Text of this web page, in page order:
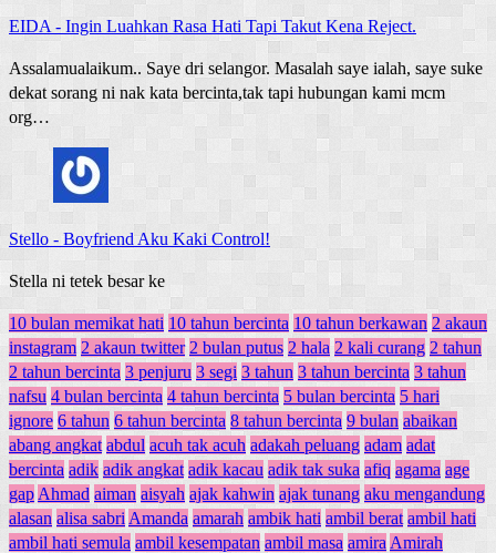
EIDA - Ingin Luahkan Rasa Hati Tapi Takut Kena Reject.
Assalamualaikum.. Saye dri selangor. Masalah saye ialah, saye suke
dekat sorang ni nak kata bercinta,tak tapi hubungan kami mcm
org…
Stello - Boyfriend Aku Kaki Control!
Stella ni tetek besar ke
10 bulan memikat hati 10 tahun bercinta 10 tahun berkawan 2 akaun
instagram 2 akaun twitter 2 bulan putus 2 hala 2 kali curang 2 tahun
2 tahun bercinta 3 penjuru 3 segi 3 tahun 3 tahun bercinta 3 tahun
nafsu 4 bulan bercinta 4 tahun bercinta 5 bulan bercinta 5 hari
ignore 6 tahun 6 tahun bercinta 8 tahun bercinta 9 bulan abaikan
abang angkat abdul acuh tak acuh adakah peluang adam adat
bercinta adik adik angkat adik kacau adik tak suka afiq agama age
gap Ahmad aiman aisyah ajak kahwin ajak tunang aku mengandung
alasan alisa sabri Amanda amarah ambik hati ambil berat ambil hati
ambil hati semula ambil kesempatan ambil masa amira Amirah